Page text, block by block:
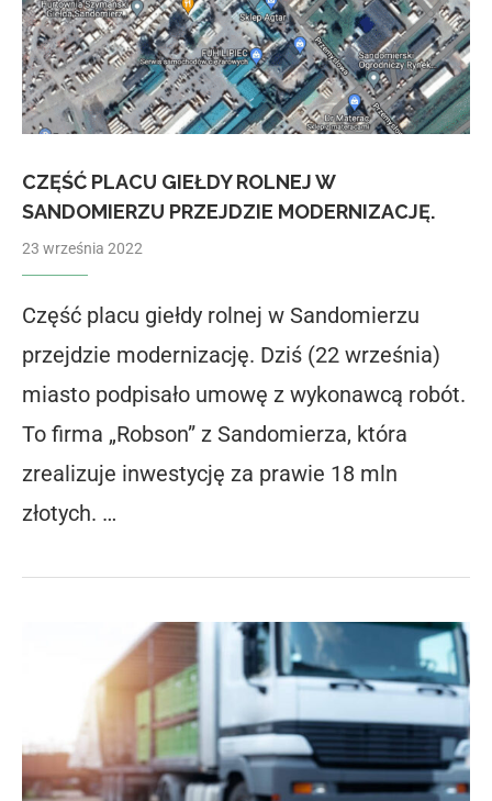
CZĘŚĆ PLACU GIEŁDY ROLNEJ W
SANDOMIERZU PRZEJDZIE MODERNIZACJĘ.
23 września 2022
Część placu giełdy rolnej w Sandomierzu
przejdzie modernizację. Dziś (22 września)
miasto podpisało umowę z wykonawcą robót.
To firma „Robson” z Sandomierza, która
zrealizuje inwestycję za prawie 18 mln
złotych. …